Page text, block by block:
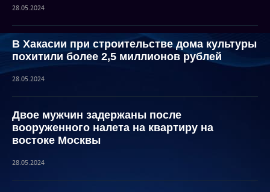
28.05.2024
В Хакасии при строительстве дома культуры
похитили более 2,5 миллионов рублей
28.05.2024
Двое мужчин задержаны после
вооруженного налета на квартиру на
востоке Москвы
28.05.2024